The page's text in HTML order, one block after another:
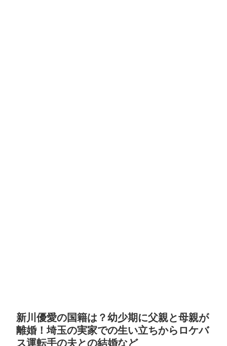
新川優愛の国籍は？幼少期に父親と母親が
離婚！埼玉の実家での生い立ちからロケバ
ス運転手の夫との結婚など